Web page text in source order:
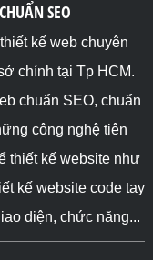
SEO
kế web chuyên
chính tại Tp HCM.
chuẩn SEO, chuẩn
công nghệ tiên
thiết kế website như
kế website code tay
diện, chức năng...